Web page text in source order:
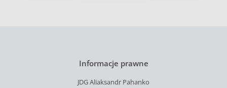
Informacje prawne
JDG Aliaksandr Pahanko